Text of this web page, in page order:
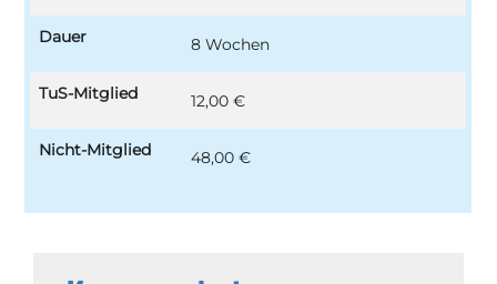
Dauer 8 Wochen
TuS-Mitglied 12,00 €
Nicht-Mitglied 48,00 €